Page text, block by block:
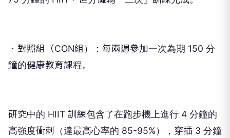
．對照組（CON組）：每兩週參加一次為期 150 分
鐘的健康教育課程。
研究中的 HIIT 訓練包含了在跑步機上進行 4 分鐘的
高強度衝刺（達最高心率的 85-95%），穿插 3 分鐘